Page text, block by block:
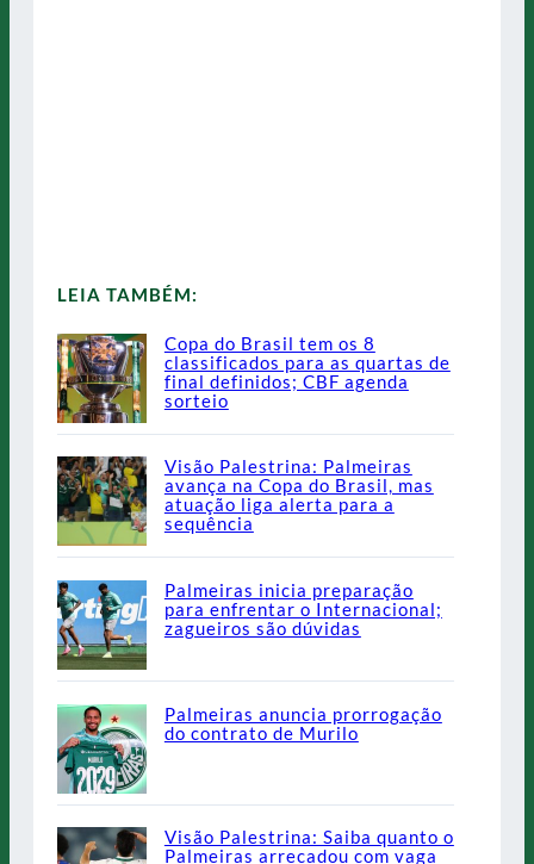
LEIA TAMBÉM:
Copa do Brasil tem os 8
classificados para as quartas de
final definidos; CBF agenda
sorteio
Visão Palestrina: Palmeiras
avança na Copa do Brasil, mas
atuação liga alerta para a
sequência
Palmeiras inicia preparação
para enfrentar o Internacional;
zagueiros são dúvidas
Palmeiras anuncia prorrogação
do contrato de Murilo
Visão Palestrina: Saiba quanto o
Palmeiras arrecadou com vaga